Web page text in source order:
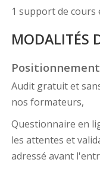
1 support de cours
MODALITÉS
Audit gratuit et
nos formateurs,
Questionnaire en
les attentes et
adressé avant